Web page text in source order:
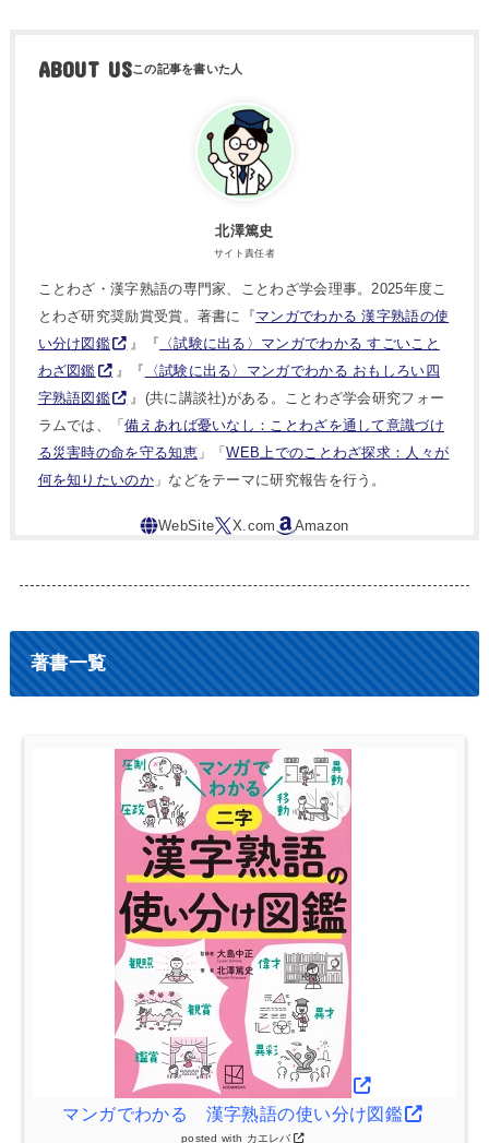
ABOUT US
北澤篤史
サイト責任者
ことわざ・漢字熟語の専門家、ことわざ学会理事。2025年度こ
とわざ研究奨励賞受賞。著書に『マンガでわかる 漢字熟語の使
い分け図鑑
』『 〈試験に出る〉マンガでわかる すごいこと
わざ図鑑
』『
〈試験に出る〉マンガでわかる おもしろい四
字熟語図鑑
』(共に講談社)がある。ことわざ学会研究フォー
ラムでは、「備えあれば憂いなし：ことわざを通して意識づけ
る災害時の命を守る知恵」「WEB上でのことわざ探求：人々が
何を知りたいのか」などをテーマに研究報告を行う。
著書一覧
マンガでわかる 漢字熟語の使い分け図鑑
posted with カエレバ